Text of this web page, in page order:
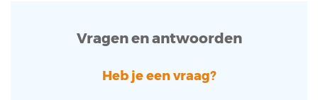
Vragen en antwoorden
Heb je een vraag?